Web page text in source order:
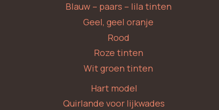
Blauw – paars – lila tinten
Geel, geel oranje
Rood
Roze tinten
Wit groen tinten
Hart model
Quirlande voor lijkwades